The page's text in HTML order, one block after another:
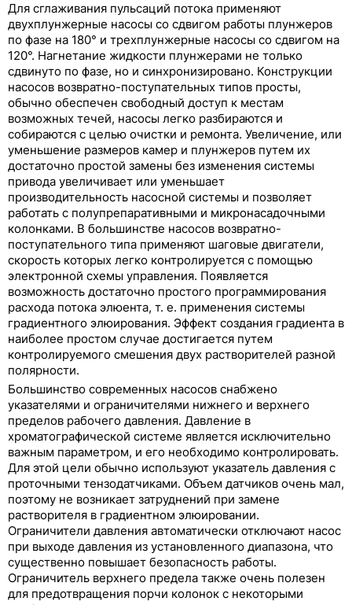
Для сглаживания пульсаций потока применяют
двухплунжерные насосы со сдвигом работы плунжеров
по фазе на 180° и трехплунжерные насосы со сдвигом на
120°. Нагнетание жидкости плунжерами не только
сдвинуто по фазе, но и синхронизировано. Конструкции
насосов возвратно-поступательных типов просты,
обычно обеспечен свободный доступ к местам
возможных течей, насосы легко разбираются и
собираются с целью очистки и ремонта. Увеличение, или
уменьшение размеров камер и плунжеров путем их
достаточно простой замены без изменения системы
привода увеличивает или уменьшает
производительность насосной системы и позволяет
работать с полупрепаративными и микронасадочными
колонками. В большинстве насосов возвратно-
поступательного типа применяют шаговые двигатели,
скорость которых легко контролируется с помощью
электронной схемы управления. Появляется
возможность достаточно простого программирования
расхода потока элюента, т. е. применения системы
градиентного элюирования. Эффект создания градиента в
наиболее простом случае достигается путем
контролируемого смешения двух растворителей разной
полярности.
Большинство современных насосов снабжено
указателями и ограничителями нижнего и верхнего
пределов рабочего давления. Давление в
хроматографической системе является исключительно
важным параметром, и его необходимо контролировать.
Для этой цели обычно используют указатель давления с
проточными тензодатчиками. Объем датчиков очень мал,
поэтому не возникает затруднений при замене
растворителя в градиентном элюировании.
Ограничители давления автоматически отключают насос
при выходе давления из установленного диапазона, что
существенно повышает безопасность работы.
Ограничитель верхнего предела также очень полезен
для предотвращения порчи колонок с некоторыми